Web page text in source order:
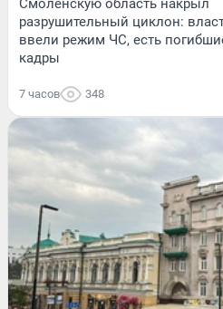
Смоленскую область накрыл
разрушительный циклон:
ввели режим ЧС, есть
кадры
7 часов 348